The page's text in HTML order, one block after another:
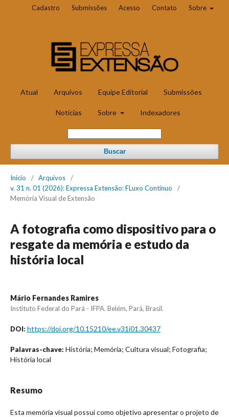
Atual Arquivos Equipe Editorial Submissões
Notícias Sobre Indexadores
Buscar
Cadastro Submissões Acesso Contato Sobre
Início / Arquivos
/
v. 31 n. 01 (2026): Expressa Extensão: FLuxo Contínuo
/
Memória Visual de Extensão
A fotografia como dispositivo para o
resgate da memória e estudo da
história local
Mário Fernandes Ramires
Instituto Federal do Pará - IFPA. Belém, Pará, Brasil.
DOI: https://doi.org/10.15210/ee.v31i01.30437
Palavras-chave: História; Memória; Cultura visual; Fotografia;
História local
Resumo
Esta memória visual possui como objetivo apresentar o projeto de